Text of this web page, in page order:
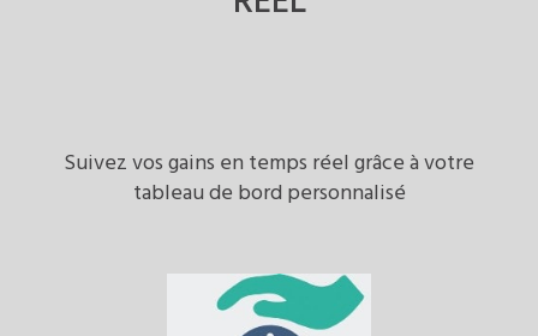
Suivez vos gains en temps réel grâce à votre
tableau de bord personnalisé